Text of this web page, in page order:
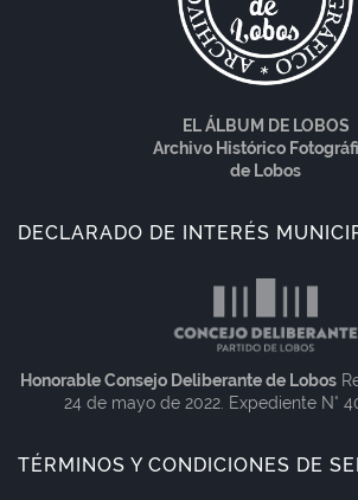
EL ÁLBUM DE LOBOS
Archivo Histórico
de Lobos
DECLARADO DE INTERÉS
Honorable Consejo Deliberante de Lobos
24 de mayo de 2022. Expediente N°
TÉRMINOS Y CONDICIONES DE